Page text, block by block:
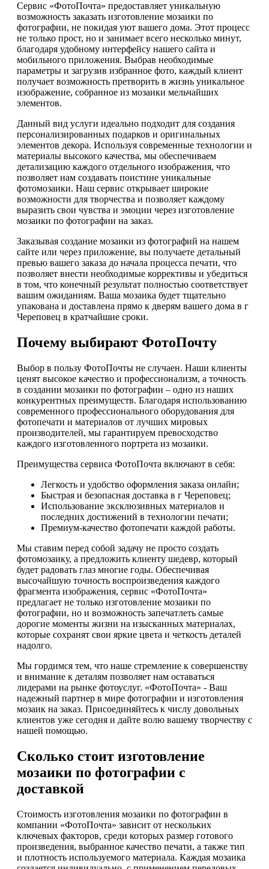
Сервис «ФотоПочта» предоставляет уникальную
возможность заказать изготовление мозаики по
фотографии, не покидая уют вашего дома. Этот процесс
не только прост, но и занимает всего несколько минут,
благодаря удобному интерфейсу нашего сайта и
мобильного приложения. Выбрав необходимые
параметры и загрузив избранное фото, каждый клиент
получает возможность претворить в жизнь уникальное
изображение, собранное из мозаики мельчайших
элементов.
Данный вид услуги идеально подходит для создания
персонализированных подарков и оригинальных
элементов декора. Используя современные технологии и
материалы высокого качества, мы обеспечиваем
детализацию каждого отдельного изображения, что
позволяет нам создавать поистине уникальные
фотомозаики. Наш сервис открывает широкие
возможности для творчества и позволяет каждому
выразить свои чувства и эмоции через изготовление
мозаики по фотографии на заказ.
Заказывая создание мозаики из фотографий на нашем
сайте или через приложение, вы получаете детальный
превью вашего заказа до начала процесса печати, что
позволяет внести необходимые коррективы и убедиться
в том, что конечный результат полностью соответствует
вашим ожиданиям. Ваша мозаика будет тщательно
упакована и доставлена прямо к дверям вашего дома в г
Череповец в кратчайшие сроки.
Почему выбирают ФотоПочту
Выбор в пользу ФотоПочты не случаен. Наши клиенты
ценят высокое качество и профессионализм, а точность
в создании мозаики по фотографии – одно из наших
конкурентных преимуществ. Благодаря использованию
современного профессионального оборудования для
фотопечати и материалов от лучших мировых
производителей, мы гарантируем превосходство
каждого изготовленного портрета из мозаики.
Преимущества сервиса ФотоПочта включают в себя:
Легкость и удобство оформления заказа онлайн;
Быстрая и безопасная доставка в г Череповец;
Использование эксклюзивных материалов и
последних достижений в технологии печати;
Премиум-качество фотопечати каждой работы.
Мы ставим перед собой задачу не просто создать
фотомозаику, а предложить клиенту шедевр, который
будет радовать глаз многие годы. Обеспечивая
высочайшую точность воспроизведения каждого
фрагмента изображения, сервис «ФотоПочта»
предлагает не только изготовление мозаики по
фотографии, но и возможность запечатлеть самые
дорогие моменты жизни на изысканных материалах,
которые сохранят свои яркие цвета и четкость деталей
надолго.
Мы гордимся тем, что наше стремление к совершенству
и внимание к деталям позволяет нам оставаться
лидерами на рынке фотоуслуг. «ФотоПочта» - Ваш
надежный партнер в мире фотографии и изготовления
мозаик на заказ. Присоединяйтесь к числу довольных
клиентов уже сегодня и дайте волю вашему творчеству с
нашей помощью.
Сколько стоит изготовление
мозаики по фотографии с
доставкой
Стоимость изготовления мозаики по фотографии в
компании «ФотоПочта» зависит от нескольких
ключевых факторов, среди которых размер готового
произведения, выбранное качество печати, а также тип
и плотность используемого материала. Каждая мозаика